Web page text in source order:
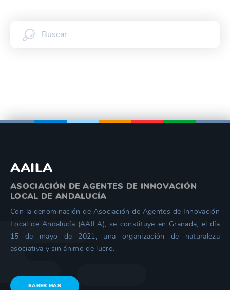
AAILA
ASOCIACIÓN DE AGENTES DE INNOVACIÓN
LOCAL DE ANDALUCÍA
Con la denominación de Asociación de Agentes de Innovación
Local de Andalucía (AAILA), se constituye en Granada, el día
15 de mayo de 2021, una organización de naturaleza
asociativa y sin ánimo de lucro.
SABER MÁS